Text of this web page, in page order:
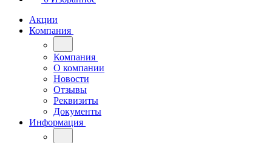
Акции
Компания
Компания
О компании
Новости
Отзывы
Реквизиты
Документы
Информация